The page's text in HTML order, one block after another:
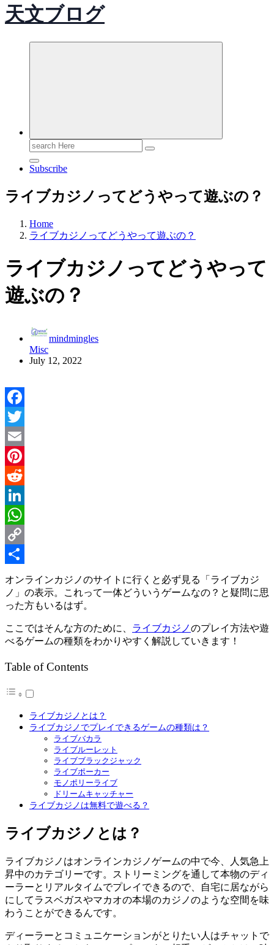
天文ブログ
Search
for:
Subscribe
ライブカジノってどうやって遊ぶの？
Home
ライブカジノってどうやって遊ぶの？
ライブカジノってどうやって
遊ぶの？
mindmingles
Misc
July 12, 2022
Facebook
Twitter
Email
Pinterest
Reddit
LinkedIn
WhatsApp
Copy
Link
Share
オンラインカジノのサイトに行くと必ず見る「ライブカジ
ノ」の表示。これって一体どういうゲームなの？と疑問に思
った方もいるはず。
ここではそんな方のために、 ライブカジノのプレイ方法や遊
べるゲームの種類をわかりやすく解説していきます！
Table of Contents
ライブカジノとは？
ライブカジノでプレイできるゲームの種類は？
ライブバカラ
ライブルーレット
ライブブラックジャック
ライブポーカー
モノポリーライブ
ドリームキャッチャー
ライブカジノは無料で遊べる？
ライブカジノとは？
ライブカジノはオンラインカジノゲームの中で今、人気急上
昇中のカテゴリーです。ストリーミングを通して本物のディ
ーラーとリアルタイムでプレイできるので、自宅に居ながら
にしてラスベガスやマカオの本場のカジノのような空間を味
わうことができるんです。
ディーラーとコミュニケーションがとりたい人はチャットで